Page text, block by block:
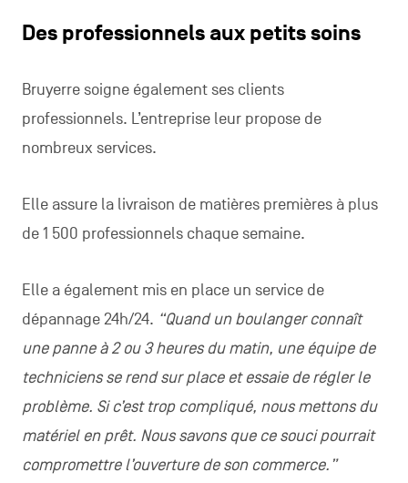
Des professionnels aux petits soins
Bruyerre soigne également ses clients
professionnels. L’entreprise leur propose de
nombreux services.
Elle assure la livraison de matières premières à plus
de 1 500 professionnels chaque semaine.
Elle a également mis en place un service de
dépannage 24h/24. “Quand un boulanger connaît
une panne à 2 ou 3 heures du matin, une équipe de
techniciens se rend sur place et essaie de régler le
problème. Si c’est trop compliqué, nous mettons du
matériel en prêt. Nous savons que ce souci pourrait
compromettre l’ouverture de son commerce.”